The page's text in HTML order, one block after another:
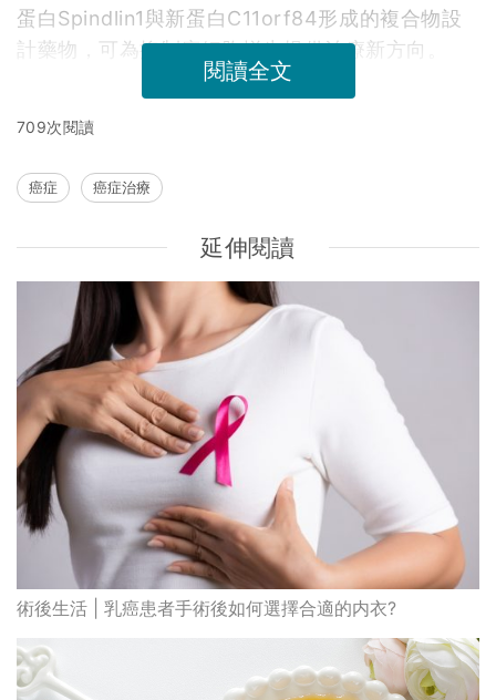
蛋白Spindlin1與新蛋白C11orf84形成的複合物設
計藥物，可為抑制癌細胞增生提供治療新方向。
閱讀全文
709次閱讀
癌症 癌症治療
延伸閱讀
術後生活 | 乳癌患者手術後如何選擇合適的内衣?